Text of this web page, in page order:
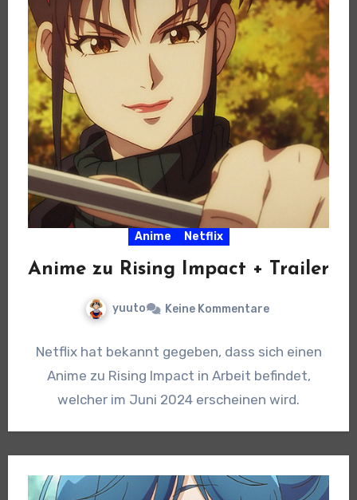
Anime Netflix
Anime zu Rising Impact + Trailer
yuuto Keine Kommentare
Netflix hat bekannt gegeben, dass sich einen
Anime zu Rising Impact in Arbeit befindet,
welcher im Juni 2024 erscheinen wird.